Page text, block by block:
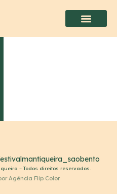
– Todos direitos reservados.
Agência Flip Color